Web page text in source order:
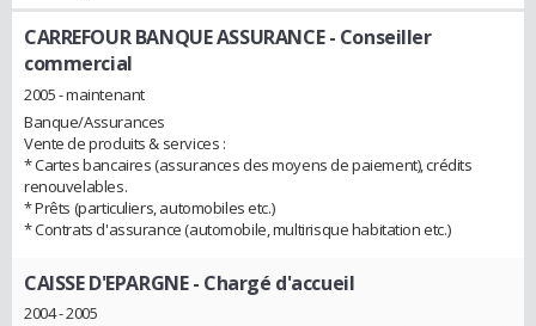
CARREFOUR BANQUE ASSURANCE- Conseiller
commercial
2005 - maintenant
Banque/Assurances
Vente de produits & services :
* Cartes bancaires (assurances des moyens de paiement), crédits
renouvelables.
* Prêts (particuliers, automobiles etc.)
* Contrats d'assurance (automobile, multirisque habitation etc.)
CAISSE D'EPARGNE- Chargé d'accueil
2004 - 2005